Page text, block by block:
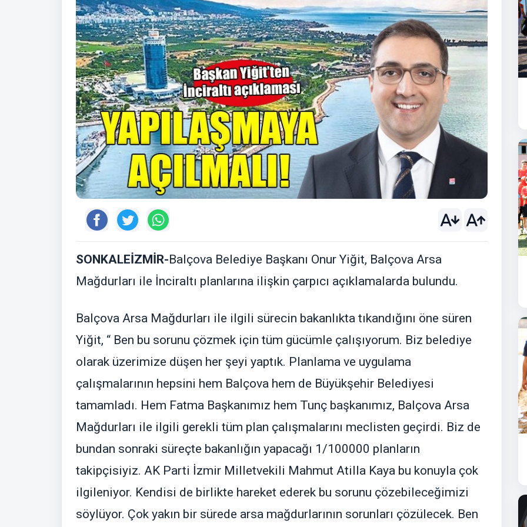
SONKALEİZMİR-Balçova Belediye Başkanı Onur Yiğit, Balçova Arsa
Mağdurları ile İnciraltı planlarına ilişkin çarpıcı açıklamalarda bulundu.
Balçova Arsa Mağdurları ile ilgili sürecin bakanlıkta tıkandığını öne süren
Yiğit, “ Ben bu sorunu çözmek için tüm gücümle çalışıyorum. Biz belediye
olarak üzerimize düşen her şeyi yaptık. Planlama ve uygulama
çalışmalarının hepsini hem Balçova hem de Büyükşehir Belediyesi
tamamladı. Hem Fatma Başkanımız hem Tunç başkanımız, Balçova Arsa
Mağdurları ile ilgili gerekli tüm plan çalışmalarını meclisten geçirdi. Biz de
bundan sonraki süreçte bakanlığın yapacağı 1/100000 planların
takipçisiyiz. AK Parti İzmir Milletvekili Mahmut Atilla Kaya bu konuyla çok
ilgileniyor. Kendisi de birlikte hareket ederek bu sorunu çözebileceğimizi
söylüyor. Çok yakın bir sürede arsa mağdurlarının sorunları çözülecek. Ben